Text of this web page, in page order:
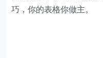
巧，你的表格你做主。